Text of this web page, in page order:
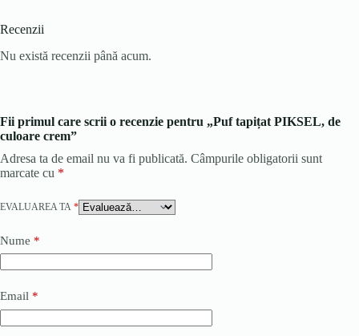
Recenzii
Nu există recenzii până acum.
Fii primul care scrii o recenzie pentru „Puf tapițat PIKSEL, de
culoare crem”
Adresa ta de email nu va fi publicată. Câmpurile obligatorii sunt
marcate cu *
EVALUAREA TA *
Nume *
Email *